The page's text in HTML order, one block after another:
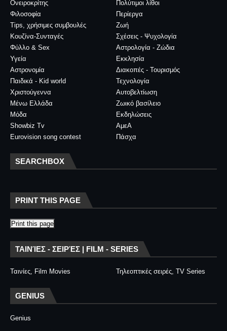
Ονειροκρίτης
Πολύτιμοι λίθοι
Φιλοσοφία
Περίεργα
Tips, χρήσιμες συμβουλές
Ζωή
Κουζίνα-Συνταγές
Σχέσεις - Ψυχολογία
Φύλλο & Sex
Αστρολογία - Ζώδια
Υγεία
Εκκλησία
Αστρονομία
Διακοπές - Τουρισμός
Παιδικά - Kid world
Τεχνολογία
Χριστούγεννα
Αυτοβελτίωση
Μένω Ελλάδα
Ζωικό βασίλειο
Μόδα
Εκδηλώσεις
Showbiz Tv
ΑμεΑ
Eurovision song contest
Πάσχα
SEARCHBOX
PRINT THIS PAGE
Print this page
ΤΑΙΝΊΕΣ - ΣΕΙΡΈΣ | FILM - SERIES
Ταινίες, Film Movies Τηλεοπτικές σειρές, TV Series
GENIUS
Genius